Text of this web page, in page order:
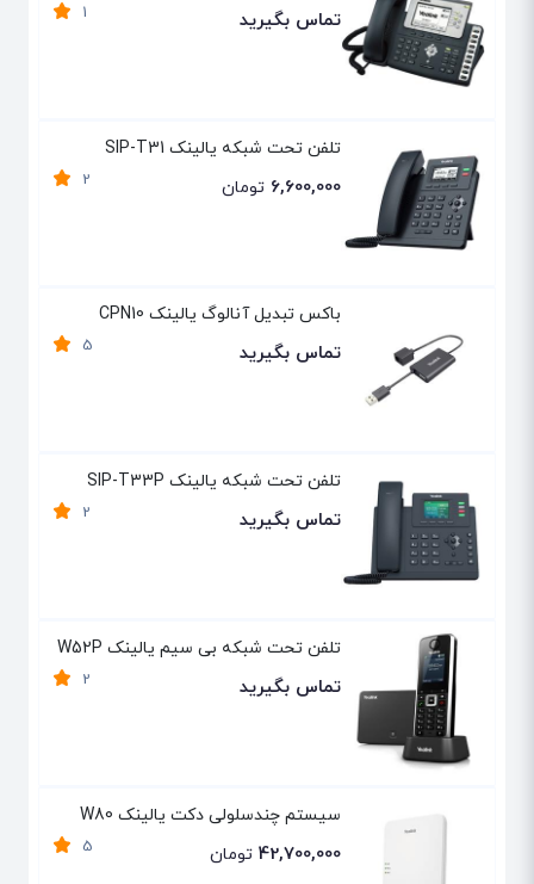
1 تماس بگیرید
تلفن تحت شبکه یالینک SIP-T31
2 6,600,000 تومان
باکس تبدیل آنالوگ یالینک CPN10
5 تماس بگیرید
تلفن تحت شبکه یالینک SIP-T33P
2 تماس بگیرید
تلفن تحت شبکه بی سیم یالینک W52P
2 تماس بگیرید
سیستم چندسلولی دکت یالینک W80
5 42,700,000 تومان